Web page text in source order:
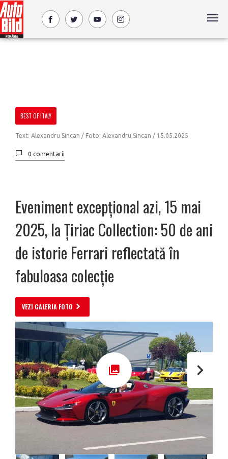
BEST OF ITALY
Text: Alexandru Sincan / Foto: Alexandru Sincan / 15.05.2025
0 comentarii
Eveniment excepțional azi, 15 mai
2025, la Țiriac Collection: 50 de ani
de istorie Ferrari reflectată în
fabuloasa colecție
VEZI GALERIA FOTO